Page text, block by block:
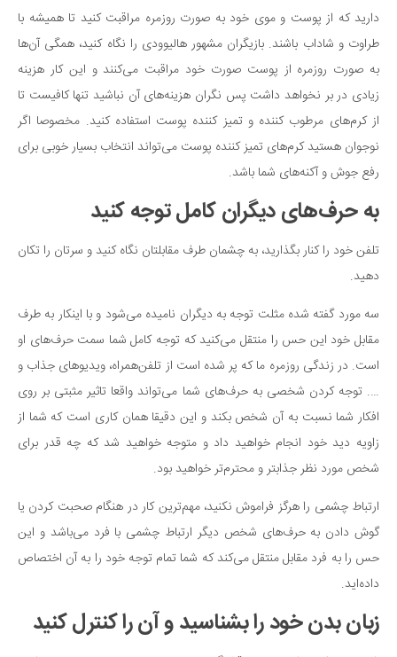
اخبار
دارید که از پوست و موی خود به صورت روزمره مراقبت کنید تا همیشه با
طراوت و شاداب باشند. بازیگران مشهور هالیوودی را نگاه کنید، همگی آن‌ها
به صورت روزمره از پوست صورت خود مراقبت می‌کنند و این کار هزینه
زیادی در بر نخواهد داشت پس نگران هزینه‌های آن نباشید تنها کافیست تا
از کرم‌های مرطوب کننده و تمیز کننده پوست استفاده کنید. مخصوصا اگر
نوجوان هستید کرم‌های تمیز کننده پوست می‌تواند انتخاب بسیار خوبی برای
رفع جوش‌ و آکنه‌های شما باشد.
به حرف‌های دیگران کامل توجه کنید
تلفن خود را کنار بگذارید، به چشمان طرف مقابلتان نگاه کنید و سرتان را تکان
دهید.
سه مورد گفته شده مثلت توجه به دیگران نامیده می‌شود و با اینکار به طرف
مقابل خود این حس را منتقل می‌کنید که توجه کامل شما سمت حرف‌های او
است. در زندگی روزمره ما که پر شده است از تلفن‌همراه، ویدیوهای جذاب و
…. توجه کردن شخصی به حرف‌های شما می‌تواند واقعا تاثیر مثبتی بر روی
افکار شما نسبت به آن شخص بکند و این دقیقا همان کاری است که شما از
زاویه دید خود انجام خواهید داد و متوجه خواهید شد که چه قدر برای
شخص مورد نظر جذابتر و محترم‌تر خواهید بود.
ارتباط چشمی را هرگز فراموش نکنید، مهم‌ترین کار در هنگام صحبت کردن یا
گوش دادن به حرف‌های شخص دیگر ارتباط چشمی با فرد می‌باشد و این
حس را به فرد مقابل منتقل می‌کند که شما تمام توجه خود را به آن اختصاص
داده‌اید.
زبان بدن خود را بشناسید و آن را کنترل کنید